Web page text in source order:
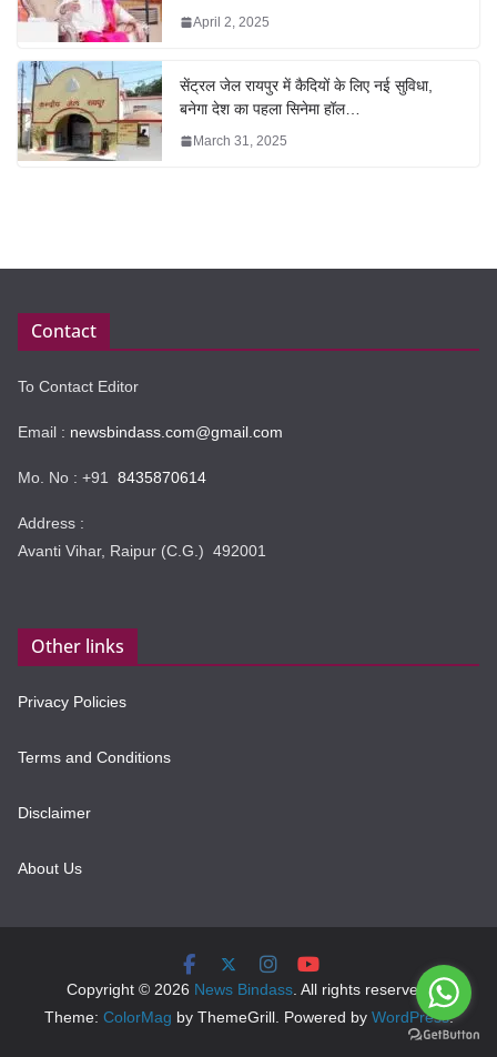
April 2, 2025
सेंट्रल जेल रायपुर में कैदियों के लिए नई सुविधा,
बनेगा देश का पहला सिनेमा हॉल…
March 31, 2025
Contact
To Contact Editor
Email : newsbindass.com@gmail.com
Mo. No : +91 8435870614
Address :
Avanti Vihar, Raipur (C.G.) 492001
Other links
Privacy Policies
Terms and Conditions
Disclaimer
About Us
Copyright © 2026 News Bindass. All rights reserved.
Theme: ColorMag by ThemeGrill. Powered by WordPress.